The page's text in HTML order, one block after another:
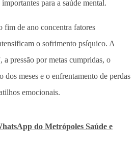
para a saúde mental.
fim de ano concentra fatores
o sofrimento psíquico. A
a pressão por metas cumpridas, o
dos meses e o enfrentamento de perdas
emocionais.
do Metrópoles Saúde e